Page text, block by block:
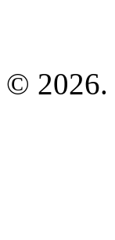
© 2026.